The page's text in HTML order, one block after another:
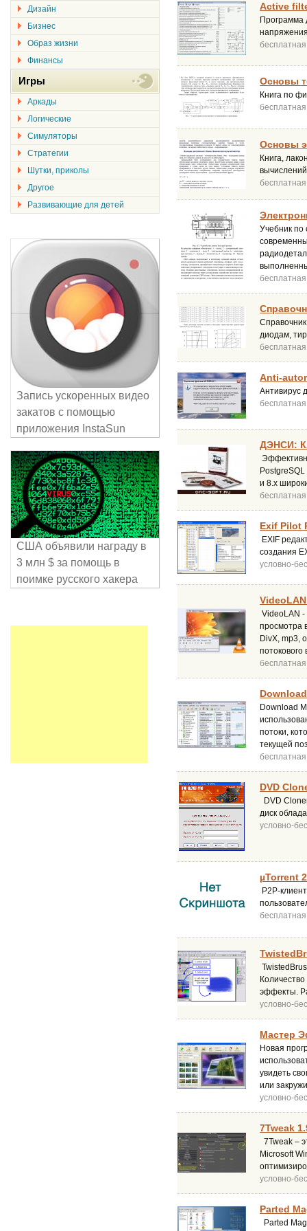
Active
Программа
бесплатная
Основы
Книга по
бесплатная
Основы
Книга,
бесплатная
Учебник по
бесплатная
диодам,
бесплатная
Anti-
Антивирус
бесплатная
ДЭНСИ:
и 8.х
бесплатная
Exif Pilot
EXIF
создания
условно-
VideoLAN
просмотра
DivX, mp3,
потокового
бесплатная
Download
потоки,
текущей
бесплатная
DVD
DVD
диск
условно-
µTorrent
P2P-
бесплатная
эффекты.
условно-
Мастер
Новая
увидеть
или
условно-
7Tweak
7Tweak –
Microsoft
условно-
Parted
Parted
Дизайн
Бизнес
Образ жизни
Финансы
Игры
Аркады
Логические
Симуляторы
Стратегии
Шутки, приколы
Другое
Развивающие для детей
Запись ускоренных видео
закатов с помощью
приложения InstaSun
США объявили награду в
3 млн $ за помощь в
поимке русского хакера